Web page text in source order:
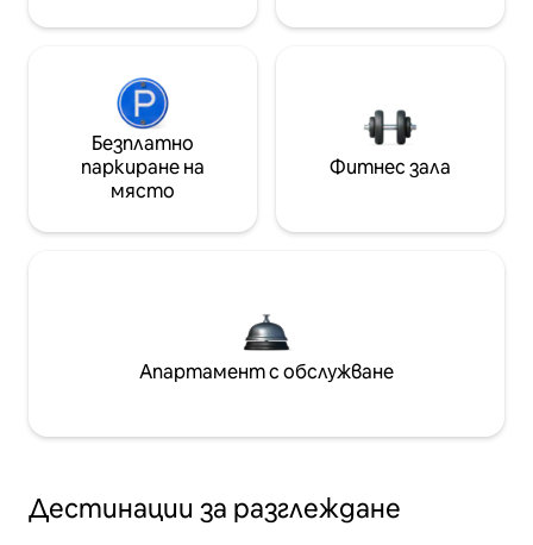
Безплатно
паркиране на
място
Фитнес зала
Апартамент с обслужване
Дестинации за разглеждане